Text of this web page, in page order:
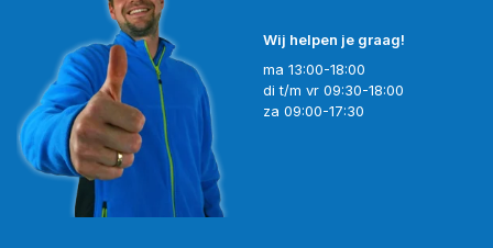
Wij helpen je graag!
ma 13:00-18:00
di t/m vr 09:30-18:00
za 09:00-17:30